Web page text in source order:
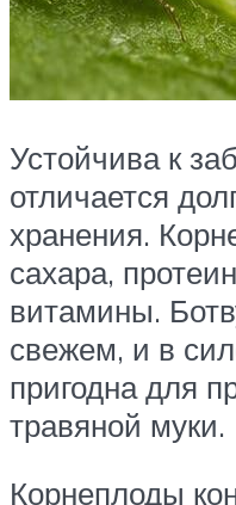
Устойчива к
отличается
хранения.
сахара,
витамины.
свежем, и в
пригодна для
травяной муки.
Корнеплоды